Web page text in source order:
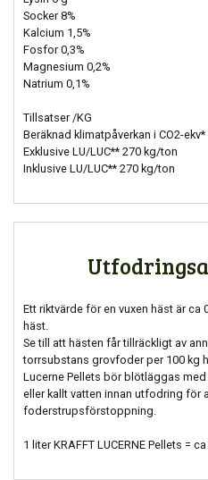
Socker 8%
Kalcium 1,5%
Fosfor 0,3%
Magnesium 0,2%
Natrium 0,1%
Tillsatser /KG
Beräknad klimatpåverkan i CO2-ekv*
Exklusive LU/LUC** 270 kg/ton
Inklusive LU/LUC** 270 kg/ton
Ett riktvärde för en vuxen häst är ca
häst.
Se till att hästen får tillräckligt av
torrsubstans grovfoder per 100 kg
Lucerne Pellets bör blötläggas
eller kallt vatten innan utfodring för
foderstrupsförstoppning.
1 liter KRAFFT LUCERNE Pellets =